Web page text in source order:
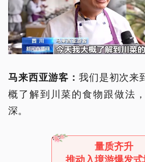
马来西亚游客： 我们是初次来
概了解到川菜的食物跟做法
深。
量质齐升
推动入境游爆发